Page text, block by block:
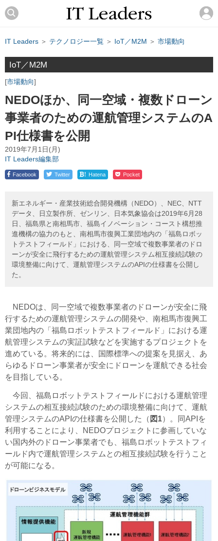
IT Leaders ＞ テクノロジー一覧 ＞ IoT／M2M ＞ 市場動向
IoT／M2M
市場動向
NEDOほか、同一空域・複数ドローン
事業者のための運航管理システムのA
PI仕様書を公開
2019年7月1日(月)
IT Leaders編集部
Facebook Twitter ! Hatena Pocket
新エネルギー・産業技術総合開発機構（NEDO）、NEC、NTT
データ、日立製作所、ゼンリン、日本気象協会は2019年6月28
日、福島県と南相馬市、福島イノベーション・コースト構想推
進機構の協力のもと、南相馬市復興工業団地内の「福島ロボッ
トテストフィールド」における、同一空域で複数事業者のドロ
ーンが安全に飛行するための運航管理システム相互接続試験の
環境整備に向けて、運航管理システムのAPIの仕様書を公開し
た。
NEDOは、同一空域で複数事業者のドローンが安全に飛
行するための運航管理システムの開発や、南相馬市復興工
業団地内の「福島ロボットテストフィールド」における運
航管理システムの実証試験などを実施するプロジェクトを
進めている。将来的には、国際標準への提案を見据え、あ
らゆるドローン事業者が安全にドローンを運航できる社会
を目指している。
今回、福島ロボットテストフィールドにおける運航管理
システムの相互接続試験のための環境整備に向けて、運航
管理システムのAPIの仕様書を公開した（ 図1）。同APIを
利用することにより、NEDOプロジェクトに参画していな
い国内外のドローン事業者でも、福島ロボットテストフィ
ールド内で運航管理システムとの相互接続試験を行うこと
が可能になる。